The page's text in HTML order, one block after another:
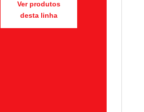
Ver produtos
desta linha